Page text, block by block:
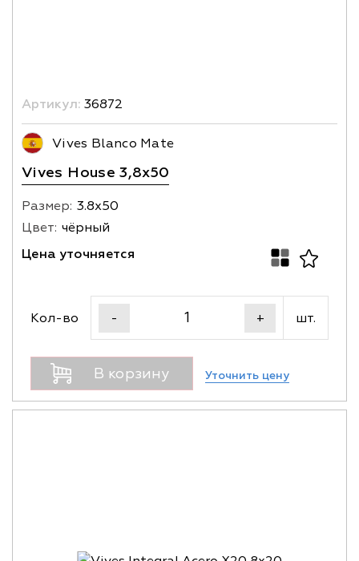
Артикул: 36872
Vives Blanco Mate
Vives House 3,8x50
Размер: 3.8х50
Цвет: чёрный
Цена уточняется
Кол-во - + шт.
В корзину Уточнить цену